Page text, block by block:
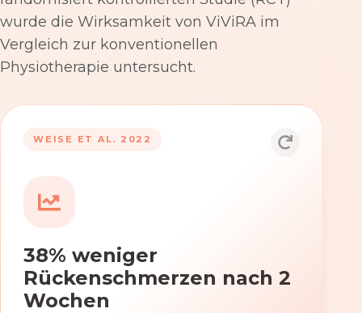
wurde die Wirksamkeit von ViViRA im
Vergleich zur konventionellen
Physiotherapie untersucht.
WEISE ET AL. 2022
38% weniger
Rückenschmerzen nach 2
Wochen
53% nach 12 Wochen